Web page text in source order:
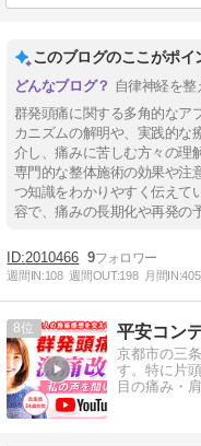
このブログのここがポイ
自律神経を
群発頭痛に関する多角的なア
カニズムの解明や、実践的な
介し、痛みに苦しむ方々の理
専門的な整体施術の効果や注
つ知識をわかりやすく伝えて
容で、痛みの長期化や再発の
2010466 9
週間IN:108 週間OUT:198 月間IN:405
8 平安コン
京都市の三
す。特に片
目の痛み・